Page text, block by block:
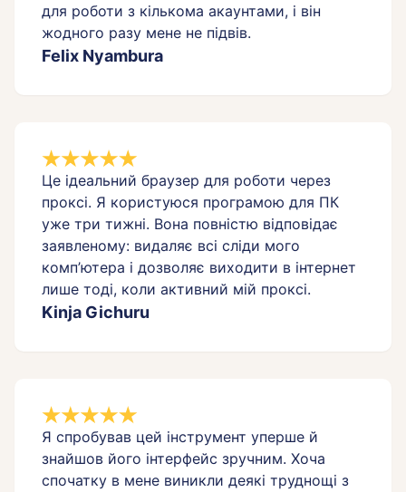
для роботи з кількома акаунтами, і він
Felix Nyambura
Це ідеальний браузер для роботи через
проксі. Я користуюся програмою для ПК
уже три тижні. Вона повністю відповідає
заявленому: видаляє всі сліди мого
комп’ютера і дозволяє виходити в інтернет
лише тоді, коли активний мій проксі.
Kinja Gichuru
Я спробував цей інструмент уперше й
знайшов його інтерфейс зручним. Хоча
спочатку в мене виникли деякі труднощі з